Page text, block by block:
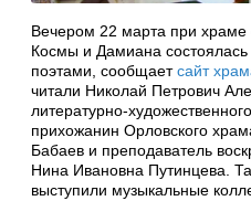
Вечером 22 марта при храме
Космы и Дамиана состоялась
поэтами, сообщаетсайт
читали Николай Петрович
литературно-
прихожанин Орловского
Бабаев и преподаватель
Нина Ивановна Путинцева.
выступили музыкальные